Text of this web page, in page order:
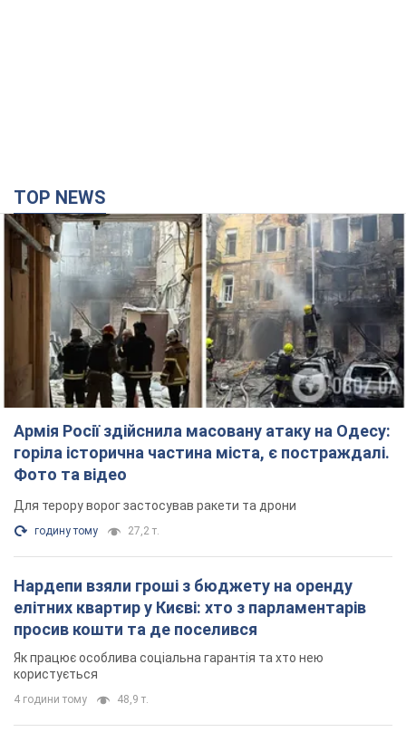
TOP NEWS
Армія Росії здійснила масовану атаку на Одесу:
горіла історична частина міста, є постраждалі.
Фото та відео
Для терору ворог застосував ракети та дрони
годину тому 27,2 т.
Нардепи взяли гроші з бюджету на оренду
елітних квартир у Києві: хто з парламентарів
просив кошти та де поселився
Як працює особлива соціальна гарантія та хто нею
користується
4 години тому 48,9 т.